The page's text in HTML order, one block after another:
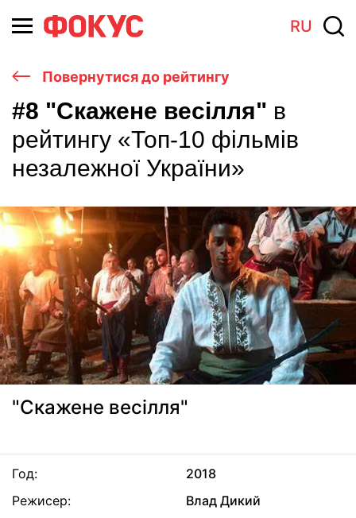
RU
Повернутися до рейтингу
#8 "Скажене весілля" в
рейтингу «Топ-10 фільмів
незалежної України»
"Скажене весілля"
Год:
2018
Режисер:
Влад Дикий